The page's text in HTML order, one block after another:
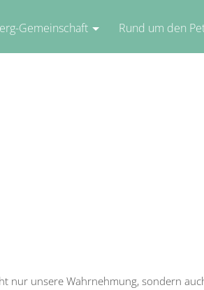
Gemeinschaft Rund um den
nur unsere Wahrnehmung, sondern